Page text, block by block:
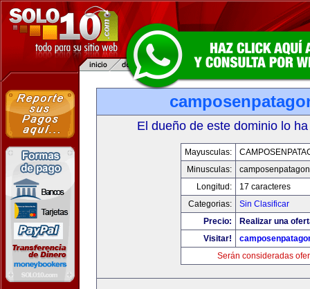
El dueño de este dominio lo
Mayusculas:
Minusculas:
Longitud:
17 caracteres
Categorias:
Sin Clasificar
Precio:
Realizar una
Visitar!
Serán consideradas